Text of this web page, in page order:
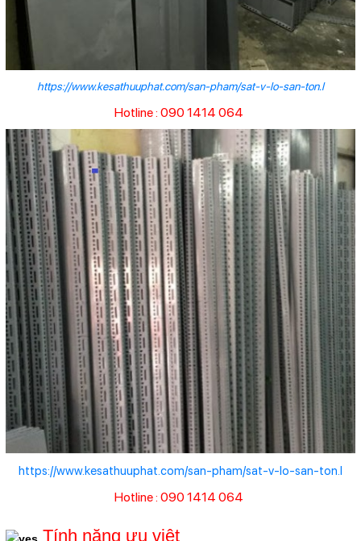
https://www.kesathuuphat.com/san-pham/sat-v-lo-san-ton.l
Hotline : 090 1414 064
https://www.kesathuuphat.com/san-pham/sat-v-lo-san-ton.l
Hotline : 090 1414 064
Tính năng ưu việt